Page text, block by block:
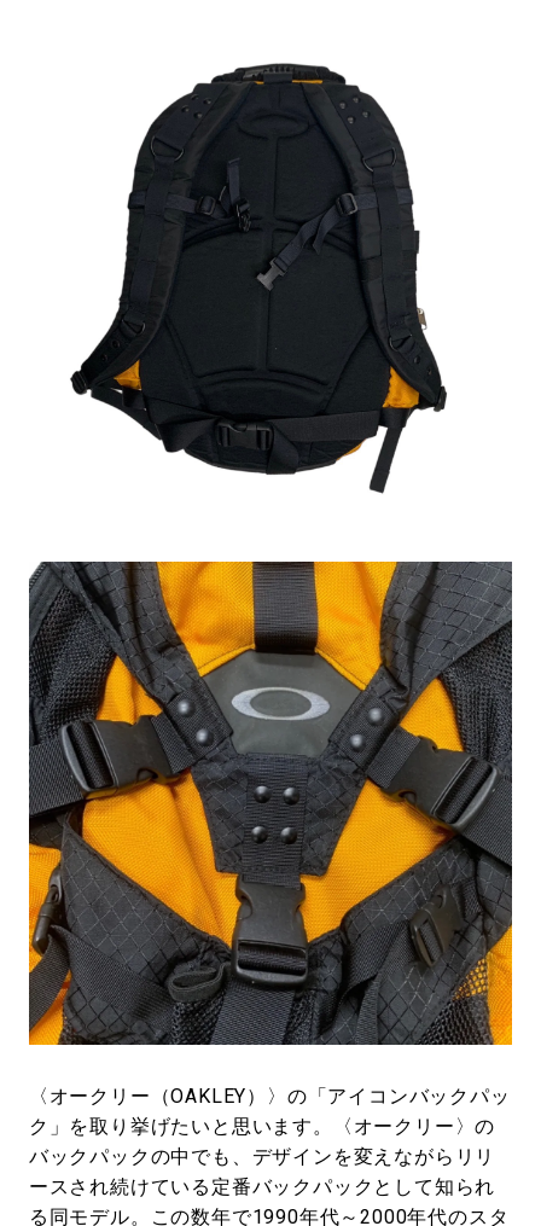
〈オークリー（OAKLEY）〉の「アイコンバックパッ
ク」を取り挙げたいと思います。〈オークリー〉の
バックパックの中でも、デザインを変えながらリリ
ースされ続けている定番バックパックとして知られ
る同モデル。この数年で1990年代～2000年代のスタ